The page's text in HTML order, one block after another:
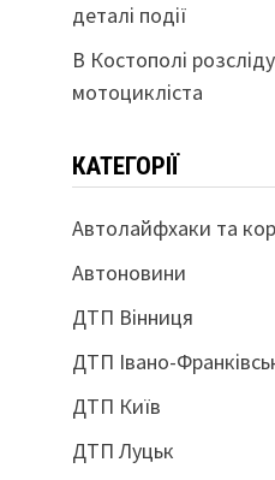
деталі події
В Костополі
мотоцикліста
КАТЕГОРІЇ
Автолайфхаки та
Автоновини
ДТП Вінниця
ДТП Івано-
ДТП Київ
ДТП Луцьк